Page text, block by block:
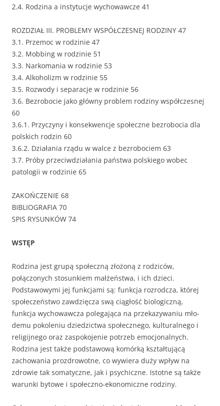
2.4. Rodzina a instytucje wychowawcze 41
ROZDZIAŁ III. PROBLEMY WSPÓŁCZESNEJ RODZINY 47
3.1. Przemoc w rodzinie 47
3.2. Mobbing w rodzinie 51
3.3. Narkomania w rodzinie 53
3.4. Alkoholizm w rodzinie 55
3.5. Rozwody i separacje w rodzinie 56
3.6. Bezrobocie jako główny problem rodziny współczesnej
60
3.6.1. Przyczyny i konsekwencje społeczne bezrobocia dla
polskich rodzin 60
3.6.2. Działania rządu w walce z bezrobociem 63
3.7. Próby przeciwdziałania państwa polskiego wobec
patologii w rodzinie 65
ZAKOŃCZENIE 68
BIBLIOGRAFIA 70
SPIS RYSUNKÓW 74
WSTĘP
Rodzina jest grupą społeczną złożoną z rodziców,
połączonych stosunkiem małżeństwa, i ich dzieci.
Podstawowymi jej funkcjami są: funkcja rozrodcza, której
społeczeństwo zawdzięcza swą ciągłość bio­logiczną,
funkcja wychowawcza polegająca na przekazywaniu mło­
demu pokoleniu dziedzictwa społecznego, kulturalnego i
religijne­go oraz zaspokojenie potrzeb emocjonalnych.
Rodzina jest także podstawową komórką kształtującą
zachowania prozdrowotne, co wywiera duży wpływ na
zdrowie tak somatyczne, jak i psychiczne. Istotne są także
warunki bytowe i społeczno-ekonomiczne rodziny.